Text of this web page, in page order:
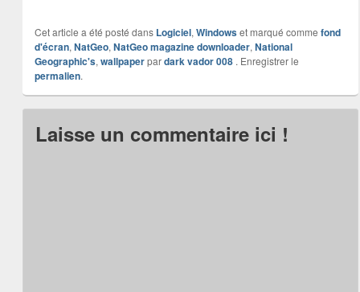
Cet article a été posté dans Logiciel, Windowset marqué comme fond
d'écran, NatGeo, NatGeo magazine downloader, National
Geographic's, wallpaperpardark vador 008. Enregistrer le
permalien.
Laisse un commentaire ici !